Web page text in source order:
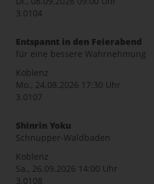
3.0104
Entspannt in den Feierabend
für eine bessere Wahrnehmung
Koblenz
Mo., 24.08.2026 17:30 Uhr
3.0107
Shinrin Yoku
Schnupper-Waldbaden
Koblenz
Sa., 26.09.2026 14:00 Uhr
3.0108